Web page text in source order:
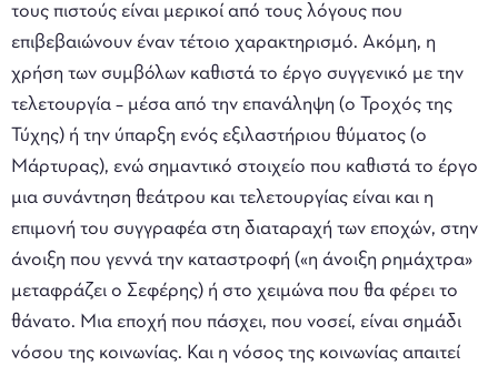
τους πιστούς είναι μερικοί από τους λόγους που
επιβεβαιώνουν έναν τέτοιο χαρακτηρισμό. Ακόμη, η
χρήση των συμβόλων καθιστά το έργο συγγενικό με την
τελετουργία – μέσα από την επανάληψη (ο Τροχός της
Τύχης) ή την ύπαρξη ενός εξιλαστήριου θύματος (ο
Μάρτυρας), ενώ σημαντικό στοιχείο που καθιστά το έργο
μια συνάντηση θεάτρου και τελετουργίας είναι και η
επιμονή του συγγραφέα στη διαταραχή των εποχών, στην
άνοιξη που γεννά την καταστροφή («η άνοιξη ρημάχτρα»
μεταφράζει ο Σεφέρης) ή στο χειμώνα που θα φέρει το
θάνατο. Μια εποχή που πάσχει, που νοσεί, είναι σημάδι
νόσου της κοινωνίας. Και η νόσος της κοινωνίας απαιτεί